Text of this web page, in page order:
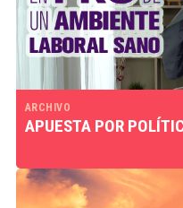
ARCHIVO
APUESTA POR